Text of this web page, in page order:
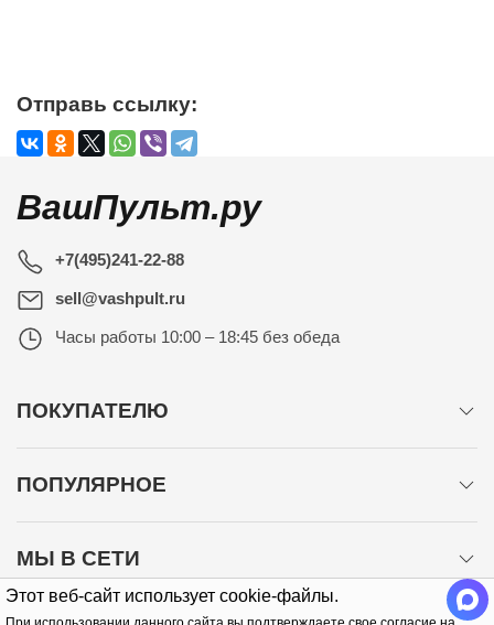
Этот веб-сайт использует cookie-файлы.
Отправь ссылку:
ВашПульт.ру
+7(495)241-22-88
sell@vashpult.ru
Часы работы 10:00 – 18:45 без обеда
ПОКУПАТЕЛЮ
ПОПУЛЯРНОЕ
МЫ В СЕТИ